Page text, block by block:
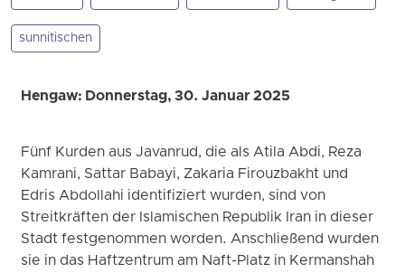
sunnitischen
Hengaw: Donnerstag, 30. Januar 2025
Fünf Kurden aus Javanrud, die als Atila Abdi, Reza
Kamrani, Sattar Babayi, Zakaria Firouzbakht und
Edris Abdollahi identifiziert wurden, sind von
Streitkräften der Islamischen Republik Iran in dieser
Stadt festgenommen worden. Anschließend wurden
sie in das Haftzentrum am Naft-Platz in Kermanshah